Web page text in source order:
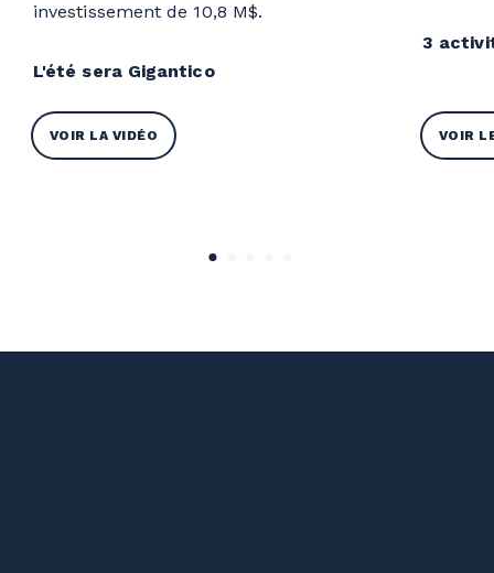
investissement de 10,8 M$.
L'été sera Gigantico
VOIR LA VIDÉO
3
VOIR